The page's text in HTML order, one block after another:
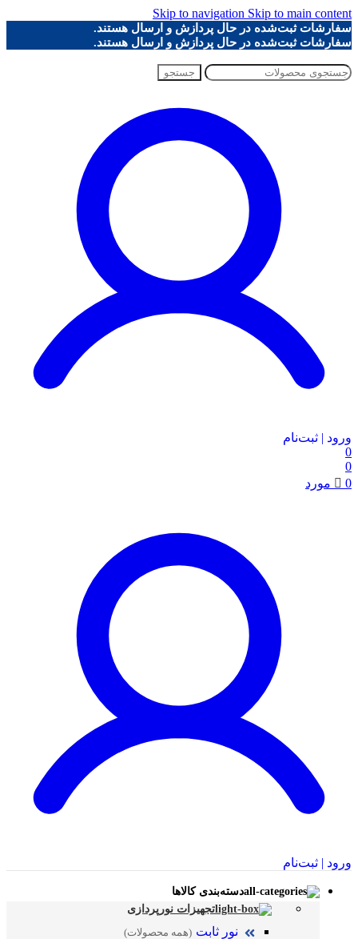
Skip to navigation Skip to main content
سفارشات ثبت‌شده در حال پردازش و ارسال هستند.
سفارشات ثبت‌شده در حال پردازش و ارسال هستند.
جستجو
ورود | ثبت‌نام
0
0
0
مورد
ورود | ثبت‌نام
دسته‌بندی کالاها
تجهیزات نورپردازی
نور ثابت (همه محصولات)